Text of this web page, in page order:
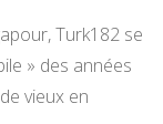
Turk182 se
» des années
vieux en